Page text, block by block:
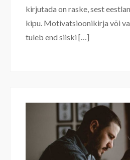
kirjutada on raske, sest
kipu. Motivatsioonikirja või
tuleb end siiski […]